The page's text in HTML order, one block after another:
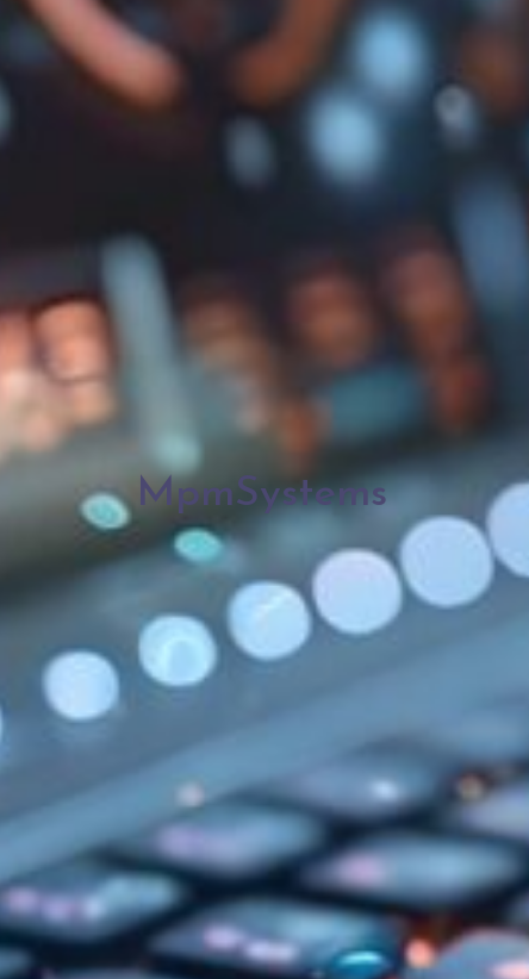
MpmSystems